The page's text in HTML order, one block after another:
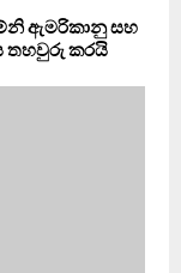
ඇමරිකානු සහ
තහවුරු කරයි